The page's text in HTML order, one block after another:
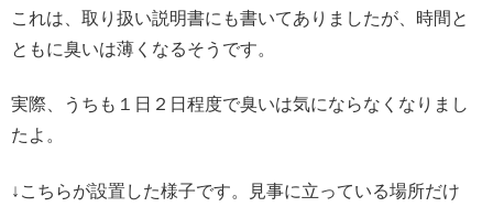
これは、取り扱い説明書にも書いてありましたが、時間と
ともに臭いは薄くなるそうです。
実際、うちも１日２日程度で臭いは気にならなくなりまし
たよ。
↓こちらが設置した様子です。見事に立っている場所だけ